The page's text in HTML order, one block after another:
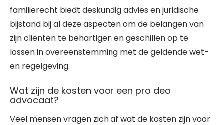
familierecht biedt deskundig advies en juridische
bijstand bij al deze aspecten om de belangen van
zijn cliënten te behartigen en geschillen op te
lossen in overeenstemming met de geldende wet-
en regelgeving.
Wat zijn de kosten voor een pro deo
advocaat?
Veel mensen vragen zich af wat de kosten zijn voor